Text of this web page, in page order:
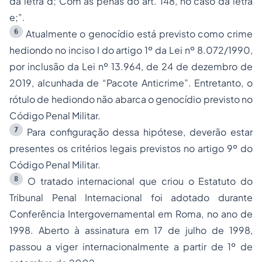
e;”.
6
Atualmente o genocídio está previsto como crime
hediondo no inciso I do artigo 1º da Lei nº 8.072/1990,
por inclusão da Lei nº 13.964, de 24 de dezembro de
2019, alcunhada de “Pacote Anticrime”. Entretanto, o
rótulo de hediondo não abarca o genocídio previsto no
Código Penal Militar.
7
Para configuração dessa hipótese, deverão estar
presentes os critérios legais previstos no artigo 9º do
Código Penal Militar.
8
O tratado internacional que criou o Estatuto do
Tribunal Penal Internacional foi adotado durante
Conferência Intergovernamental em Roma, no ano de
1998. Aberto à assinatura em 17 de julho de 1998,
passou a viger internacionalmente a partir de 1º de